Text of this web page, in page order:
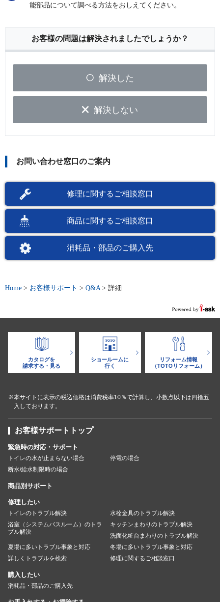
能部品について調べる方法をおしえてください。
お客様の問題は解決されましたでしょうか？
解決した
解決しない
お問い合わせ窓口のご案内
修理に関するご相談窓口
商品に関するご相談窓口
消耗品・部品のご購入先
Home > お客様サポート > Q&A > 詳細
カタログを
請求する・見る
ショールームに
行く
リフォーム情報
（TOTOリフォーム）
※本サイトに表示の税込価格は消費税率10％で計算し、小数点以下は四捨五
入しております。
お客様サポートトップ
緊急時の対応・サポート
トイレの水が止まらない場合
停電の場合
断水/給水制限時の場合
商品別サポート
修理したい
トイレのトラブル解決
水栓金具のトラブル解決
浴室（システムバスルーム）のトラ
ブル解決
キッチンまわりのトラブル解決
洗面化粧台まわりのトラブル解決
夏場に多いトラブル事象と対応
冬場に多いトラブル事象と対応
詳しくトラブルを検索
修理に関するご相談窓口
購入したい
消耗品・部品のご購入先